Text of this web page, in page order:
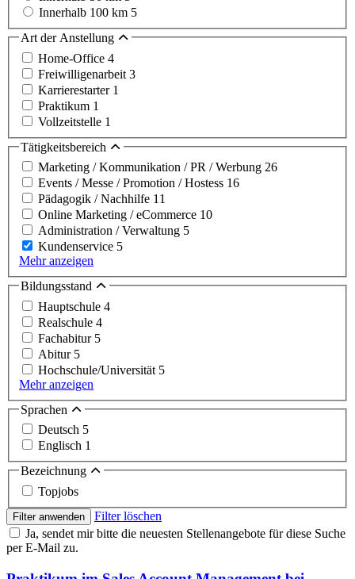
Innerhalb 100 km 5
Art der Anstellung
Home-Office 4
Freiwilligenarbeit 3
Karrierestarter 1
Praktikum 1
Vollzeitstelle 1
Tätigkeitsbereich
Marketing / Kommunikation / PR / Werbung 26
Events / Messe / Promotion / Hostess 16
Pädagogik / Nachhilfe 11
Online Marketing / eCommerce 10
Administration / Verwaltung 5
Kundenservice 5
Mehr anzeigen
Bildungsstand
Hauptschule 4
Realschule 4
Fachabitur 5
Abitur 5
Hochschule/Universität 5
Mehr anzeigen
Sprachen
Deutsch 5
Englisch 1
Bezeichnung
Topjobs
Filter anwenden
Filter löschen
Ja, sendet mir bitte die neuesten Stellenangebote für diese Suche
per E-Mail zu.